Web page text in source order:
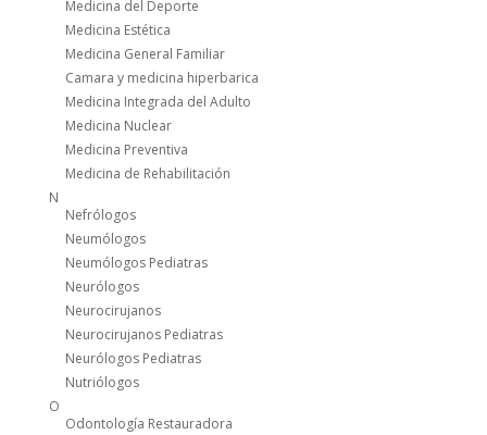
Medicina del Deporte
Medicina Estética
Medicina General Familiar
Camara y medicina hiperbarica
Medicina Integrada del Adulto
Medicina Nuclear
Medicina Preventiva
Medicina de Rehabilitación
N
Nefrólogos
Neumólogos
Neumólogos Pediatras
Neurólogos
Neurocirujanos
Neurocirujanos Pediatras
Neurólogos Pediatras
Nutriólogos
O
Odontología Restauradora